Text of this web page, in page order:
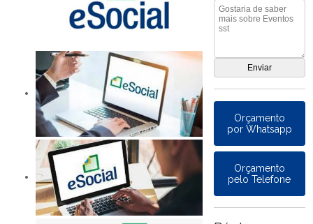
Orçamento
por Whatsapp
Orçamento
pelo Telefone